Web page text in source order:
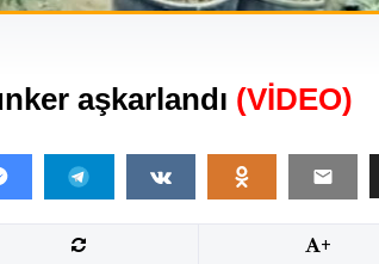
aşkarlandı (VİDEO)
+